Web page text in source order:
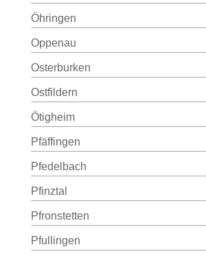
Öhringen
Oppenau
Osterburken
Ostfildern
Ötigheim
Pfäffingen
Pfedelbach
Pfinztal
Pfronstetten
Pfullingen